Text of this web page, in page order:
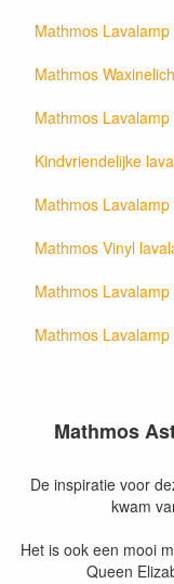
Mathmos Lavalamp
Mathmos
Mathmos
Kindvriendelijke
Mathmos
Mathmos Vinyl
Mathmos
Mathmos
Mathmos
De inspiratie voor
kwam
Het is ook een mooi
Queen